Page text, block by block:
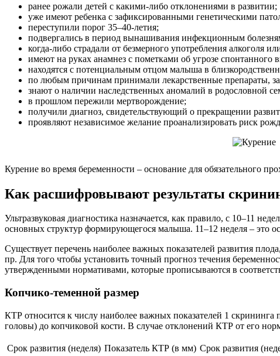
ранее рожали детей с какими-либо отклонениями в развитии;
уже имеют ребенка с зафиксированными генетическими
переступили порог 35–40-летия;
подвергались в период вынашивания инфекционным
когда-либо страдали от безмерного употребления алкоголя
имеют на руках анамнез с пометками об угрозе спонтанного
находятся с потенциальным отцом малыша в
по любым причинам принимали лекарственные препараты,
знают о наличии наследственных аномалий в родословной
в прошлом пережили мертворождение;
получили диагноз, свидетельствующий о прекращении
проявляют независимое желание проанализировать риск
Курение во время беременности – основание для обязательного
Как расшифровывают результаты
Ультразвуковая диагностика назначается, как правило, с 10–11
основных структур формирующегося малыша. 11–12 неделя – это
Существует перечень наиболее важных показателей развития
пр. Для того чтобы установить точный прогноз течения
утвержденными нормативами, которые прописываются в
Копчико-теменной размер
КТР относится к числу наиболее важных показателей 1 скрининга
головы) до копчиковой кости. В случае отклонений КТР от его
Срок развития (неделя) Показатель КТР (в мм) Срок развития